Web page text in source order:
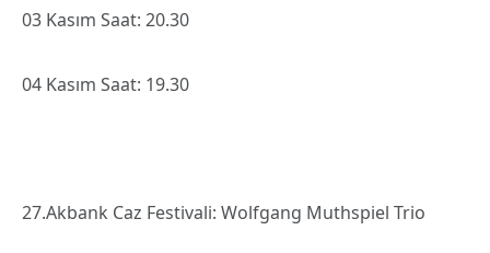
03 Kasım Saat: 20.30
04 Kasım Saat: 19.30
27.Akbank Caz Festivali: Wolfgang Muthspiel Trio